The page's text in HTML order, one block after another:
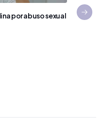
por abuso sexual
Next